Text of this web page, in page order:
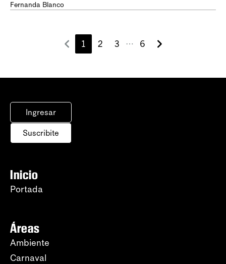
Fernanda Blanco
1 2 3 ⋯ 6
Ingresar
Suscribite
Inicio
Portada
Áreas
Ambiente
Carnaval